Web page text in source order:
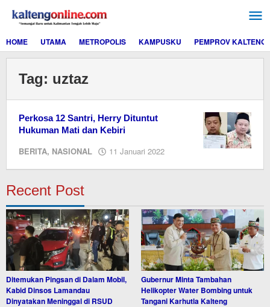
konten
HOME
UTAMA METROPOLIS KAMPUSKU PEMPROV KALTENG
Tag: uztaz
Perkosa 12 Santri, Herry Dituntut
Hukuman Mati dan Kebiri
BERITA, NASIONAL 11 Januari 2022
dua
Recent Post
Ditemukan Pingsan di Dalam Mobil,
Kabid Dinsos Lamandau
Dinyatakan Meninggal di RSUD
Gubernur Minta Tambahan
Helikopter Water Bombing untuk
Tangani Karhutla Kalteng